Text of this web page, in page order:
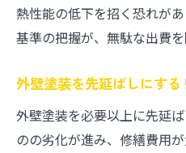
外壁塗装が必要に
ために
ング
チョーキング現象
安
熱性能の低下を招く恐れが
基準の把握が、無駄な出費を
外壁塗装を先延ばしにする
外壁塗装を必要以上に先延
のの劣化が進み、修繕費用